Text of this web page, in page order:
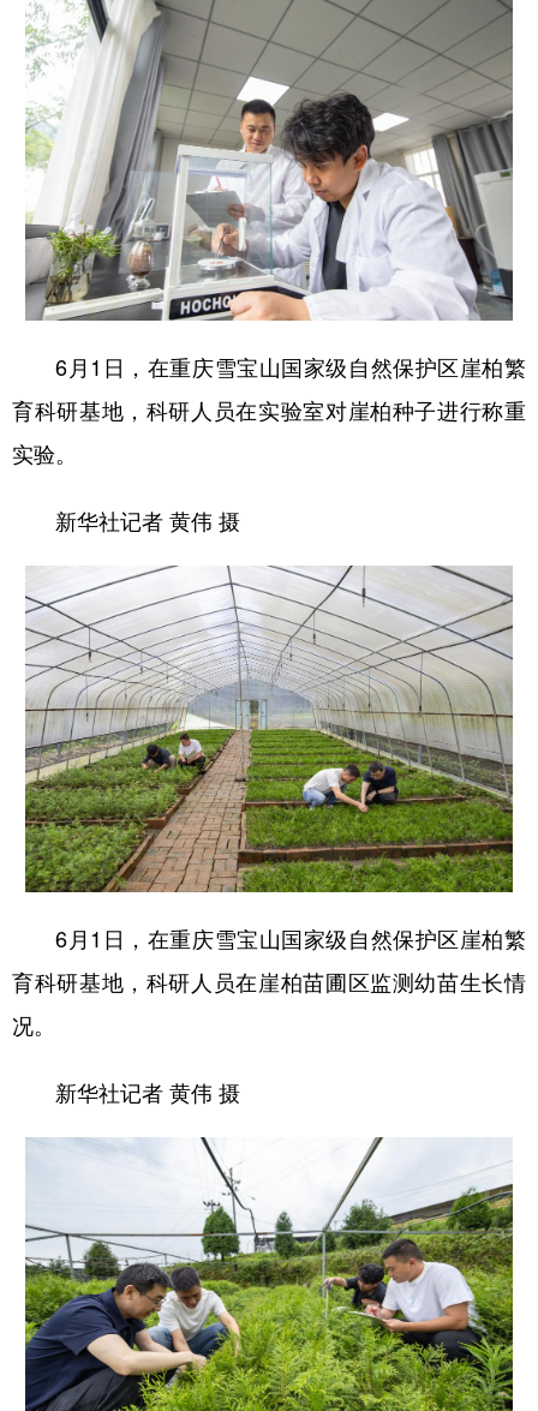
6月1日，在重庆雪宝山国家级自然保护区崖柏繁
育科研基地，科研人员在实验室对崖柏种子进行称重
实验。
新华社记者 黄伟 摄
6月1日，在重庆雪宝山国家级自然保护区崖柏繁
育科研基地，科研人员在崖柏苗圃区监测幼苗生长情
况。
新华社记者 黄伟 摄